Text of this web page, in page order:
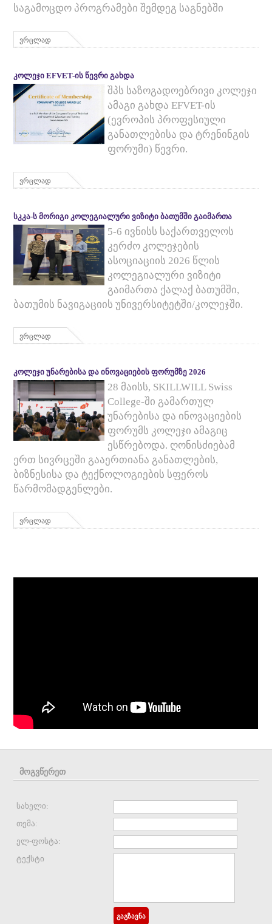
საგამოცდო პროგრამები შემდეგ საგნებში
ვრცლად
ᲙᲝᲚᲔᲯᲘ EFVET-ᲘᲡ ᲬᲔᲕᲠᲘ ᲒᲐᲮᲓᲐ
შპს საზოგადოებრივი კოლეჯი
ამაგი გახდა EFVET-ის
(ევროპის პროფესიული
განათლებისა და ტრენინგის
ფორუმი) წევრი.
ვრცლად
ᲡᲙᲙᲐ-Ს ᲛᲝᲠᲘᲒᲘ ᲙᲝᲚᲔᲒᲘᲐᲚᲣᲠᲘ ᲕᲘᲖᲘᲢᲘ ᲑᲐᲗᲣᲛᲨᲘ ᲒᲐᲘᲛᲐᲠᲗᲐ
5-6 ივნისს საქართველოს
კერძო კოლეჯების
ასოციაციის 2026 წლის
კოლეგიალური ვიზიტი
გაიმართა ქალაქ ბათუმში,
ბათუმის ნავიგაციის უნივერსიტეტში/კოლეჯში.
ვრცლად
ᲙᲝᲚᲔᲯᲘ ᲣᲜᲐᲠᲔᲑᲘᲡᲐ ᲓᲐ ᲘᲜᲝᲕᲐᲪᲘᲔᲑᲘᲡ ᲤᲝᲠᲣᲛᲖᲔ 2026
28 მაისს, SKILLWILL Swiss
College-ში გამართულ
უნარებისა და ინოვაციების
ფორუმს კოლეჯი ამაგიც
ესწრებოდა. ღონისძიებამ
ერთ სივრცეში გააერთიანა განათლების,
ბიზნესისა და ტექნოლოგიების სფეროს
წარმომადგენლები.
ვრცლად
მოგვწერეთ
სახელი:
თემა:
ელ-ფოსტა:
ტექსტი